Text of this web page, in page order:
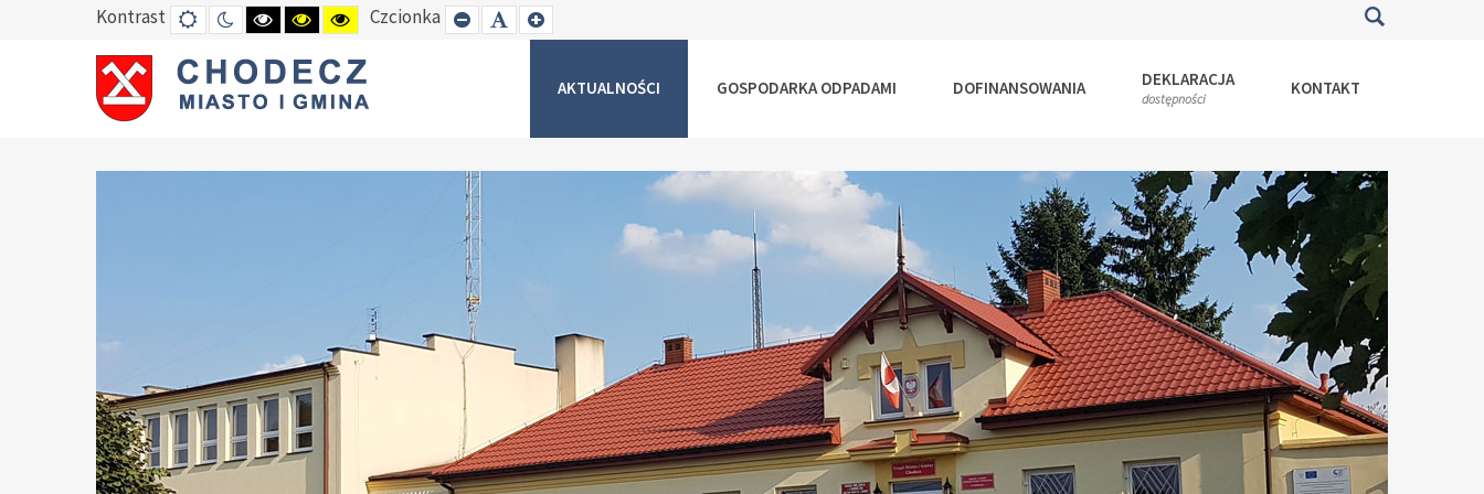
Kontrast DEFAULT
MODE
TRYB
NOCNY
HIGH
CONTRAST
BLACK
WHITE
MODE
HIGH
CONTRAST
BLACK
YELLOW
MODE
HIGH
CONTRAST
YELLOW
BLACK
MODE
Czcionka SET
SMALLER
SET
DEFAULT
SET
LARGER
AKTUALNOŚCI GOSPODARKA ODPADAMI DOFINANSOWANIA DEKLARACJA
dostępności KONTAKT